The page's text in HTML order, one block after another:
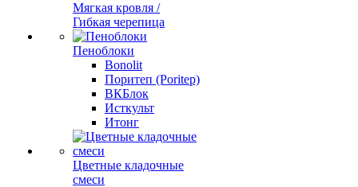
Мягкая кровля /
Гибкая черепица
Пеноблоки
Bonolit
Поритеп (Poritep)
ВКБлок
Исткульт
Итонг
Цветные кладочные
смеси